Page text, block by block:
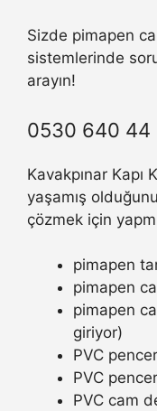
Sizde pimapen
sistemlerinde
arayın!
0530 640 44
Kavakpınar
yaşamış
çözmek için
pimapen
pimapen
pimapen
giriyor)
PVC
PVC
PVC cam